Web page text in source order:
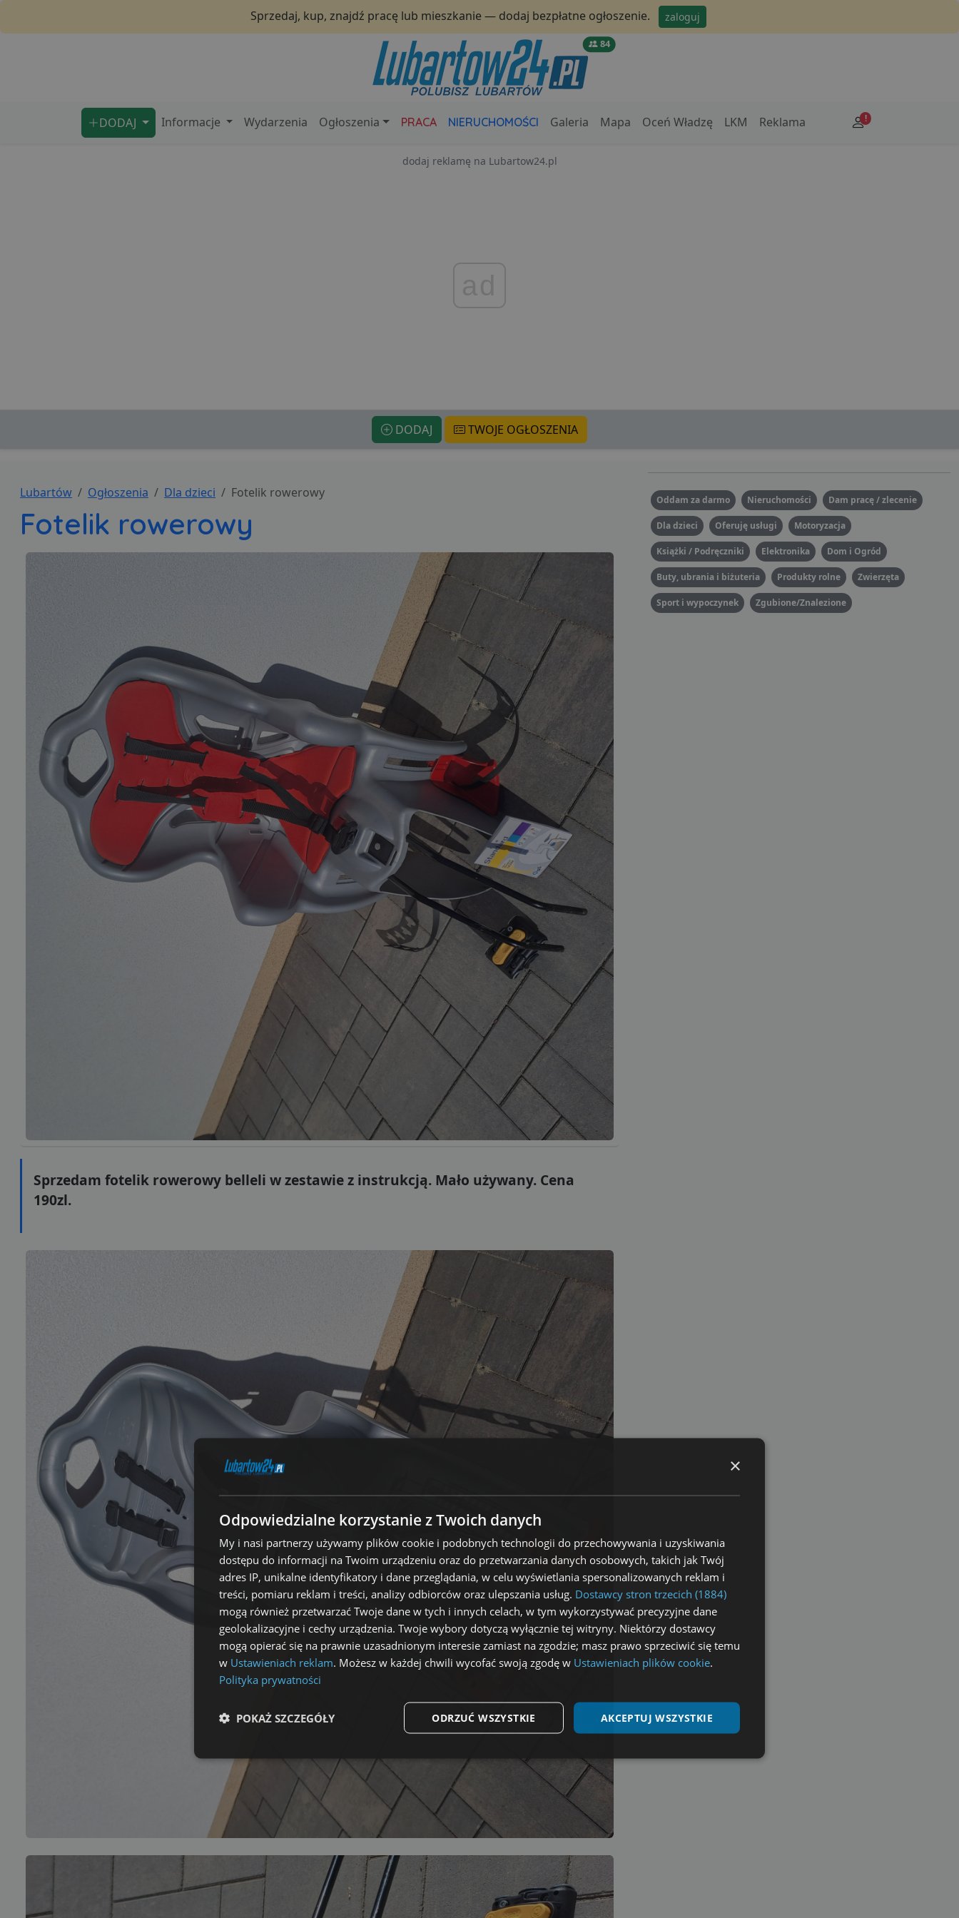
Sprzedaj, kup, znajdź pracę lub mieszkanie — dodaj bezpłatne ogłoszenie. zaloguj
84
DODAJ Informacje Wydarzenia Ogłoszenia PRACA NIERUCHOMOŚCI Galeria Mapa Oceń Władzę LKM Reklama !
dodaj reklamę na Lubartow24.pl
DODAJ TWOJE OGŁOSZENIA
Lubartów Ogłoszenia Dla dzieci Fotelik rowerowy
Fotelik rowerowy
Sprzedam fotelik rowerowy belleli w zestawie z instrukcją. Mało używany. Cena
190zl.
Oddam za darmo Nieruchomości Dam pracę / zlecenie
Dla dzieci Oferuję usługi Motoryzacja
Książki / Podręczniki Elektronika Dom i Ogród
Buty, ubrania i biżuteria Produkty rolne Zwierzęta
Sport i wypoczynek Zgubione/Znalezione
×
Odpowiedzialne korzystanie z Twoich danych
My i nasi partnerzy używamy plików cookie i podobnych technologii do przechowywania i uzyskiwania
dostępu do informacji na Twoim urządzeniu oraz do przetwarzania danych osobowych, takich jak Twój
adres IP, unikalne identyfikatory i dane przeglądania, w celu wyświetlania spersonalizowanych reklam i
treści, pomiaru reklam i treści, analizy odbiorców oraz ulepszania usług. Dostawcy stron trzecich (1884)
mogą również przetwarzać Twoje dane w tych i innych celach, w tym wykorzystywać precyzyjne dane
geolokalizacyjne i cechy urządzenia. Twoje wybory dotyczą wyłącznie tej witryny. Niektórzy dostawcy
mogą opierać się na prawnie uzasadnionym interesie zamiast na zgodzie; masz prawo sprzeciwić się temu
w Ustawieniach reklam. Możesz w każdej chwili wycofać swoją zgodę w Ustawieniach plików cookie.
Polityka prywatności
AKCEPTUJ WSZYSTKIE
ODRZUĆ WSZYSTKIE
POKAŻ SZCZEGÓŁY
Niezbędne Wydajność Targetowanie Funkcjonalność Niesklasyfikowane
Niezbędne Wydajność Targetowanie Niesklasyfikowane
Niezbędne pliki cookie umożliwiają korzystanie z podstawowych funkcji strony internetowej, takich jak logowanie użytkownika i
zarządzanie kontem. Bez niezbędnych plików cookie nie można prawidłowo korzystać ze strony internetowej.